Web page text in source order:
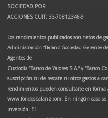
SOCIEDAD POR
ACCIONES CUIT: 33-70812346-9
Los rendimientos publicados son netos de
Administración “Balanz Sociedad Gerente
Agentes de
Custodia “Banco de Valores S.A.” y “Banco
suscripción ni de rescate ni otros gastos a
rendimientos pueden consultarse en
www.fondosbalanz.com. En ningún caso
inversión. El